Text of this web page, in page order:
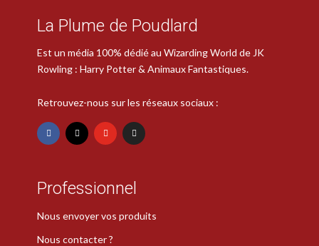
La Plume de Poudlard
Est un média 100% dédié au Wizarding World de JK
Rowling : Harry Potter & Animaux Fantastiques.
Retrouvez-nous sur les réseaux sociaux :
Professionnel
Nous envoyer vos produits
Nous contacter ?